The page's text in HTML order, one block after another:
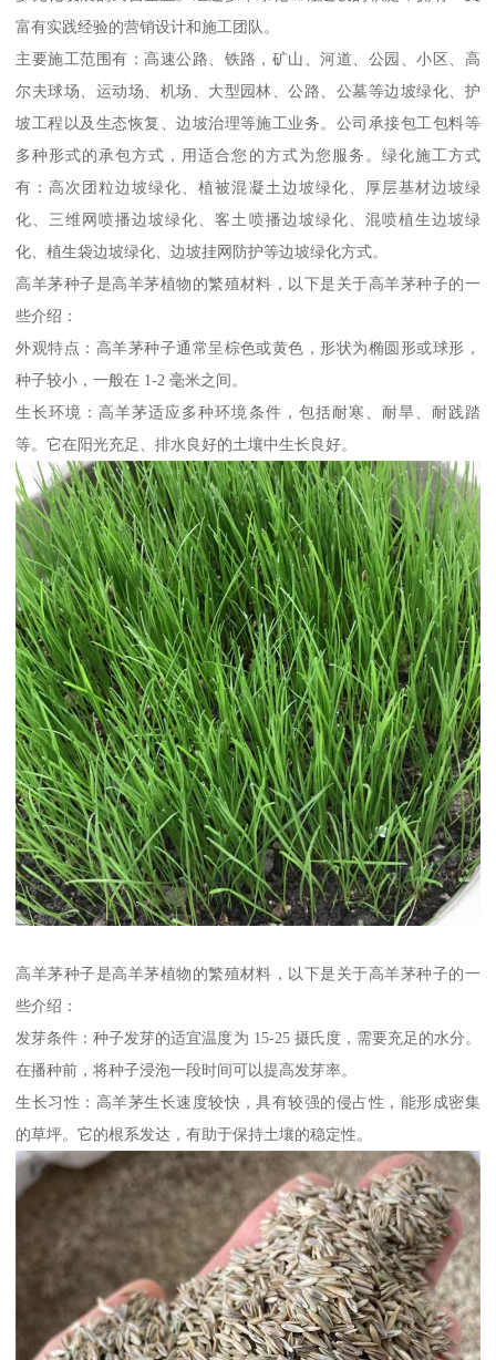
富有实践经验的营销设计和施工团队。
主要施工范围有：高速公路、铁路，矿山、河道、公园、小区、高
尔夫球场、运动场、机场、大型园林、公路、公墓等边坡绿化、护
坡工程以及生态恢复、边坡治理等施工业务。公司承接包工包料等
多种形式的承包方式，用适合您的方式为您服务。绿化施工方式
有：高次团粒边坡绿化、植被混凝土边坡绿化、厚层基材边坡绿
化、三维网喷播边坡绿化、客土喷播边坡绿化、混喷植生边坡绿
化、植生袋边坡绿化、边坡挂网防护等边坡绿化方式。
高羊茅种子是高羊茅植物的繁殖材料，以下是关于高羊茅种子的一
些介绍：
外观特点：高羊茅种子通常呈棕色或黄色，形状为椭圆形或球形，
种子较小，一般在 1-2 毫米之间。
生长环境：高羊茅适应多种环境条件，包括耐寒、耐旱、耐践踏
等。它在阳光充足、排水良好的土壤中生长良好。
高羊茅种子是高羊茅植物的繁殖材料，以下是关于高羊茅种子的一
些介绍：
发芽条件：种子发芽的适宜温度为 15-25 摄氏度，需要充足的水分。
在播种前，将种子浸泡一段时间可以提高发芽率。
生长习性：高羊茅生长速度较快，具有较强的侵占性，能形成密集
的草坪。它的根系发达，有助于保持土壤的稳定性。